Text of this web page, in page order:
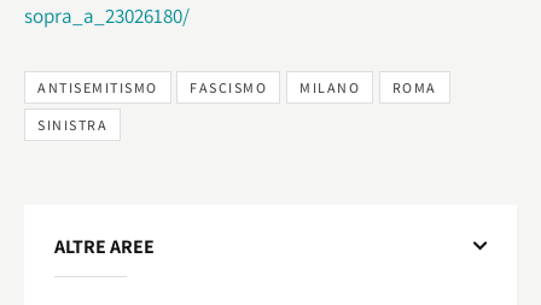
sopra_a_23026180/
ANTISEMITISMO FASCISMO MILANO ROMA
SINISTRA
ALTRE AREE